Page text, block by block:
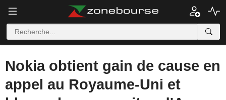
Nokia obtient gain de cause en
appel au Royaume-Uni et